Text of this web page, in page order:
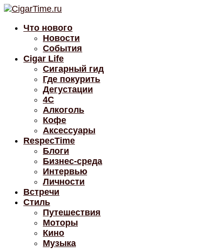
Что нового
Новости
События
Cigar Life
Сигарный гид
Где покурить
Дегустации
4C
Алкоголь
Кофе
Аксессуары
RespecTime
Блоги
Бизнес-среда
Интервью
Личности
Встречи
Стиль
Путешествия
Моторы
Кино
Музыка